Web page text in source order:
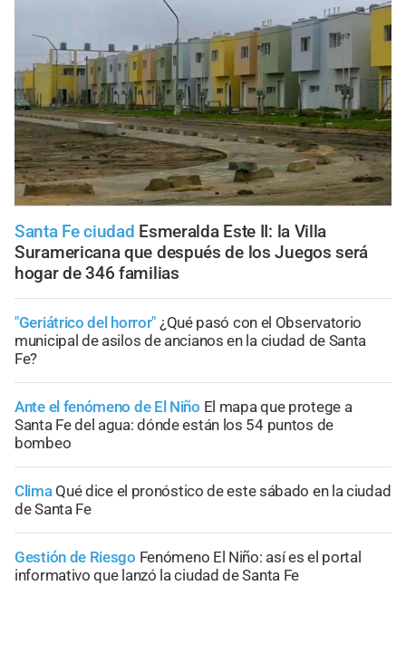
Santa Fe ciudad Esmeralda Este II: la Villa
Suramericana que después de los Juegos será
hogar de 346 familias
"Geriátrico del horror" ¿Qué pasó con el Observatorio
municipal de asilos de ancianos en la ciudad de Santa
Fe?
Ante el fenómeno de El Niño El mapa que protege a
Santa Fe del agua: dónde están los 54 puntos de
bombeo
Clima Qué dice el pronóstico de este sábado en la ciudad
de Santa Fe
Gestión de Riesgo Fenómeno El Niño: así es el portal
informativo que lanzó la ciudad de Santa Fe